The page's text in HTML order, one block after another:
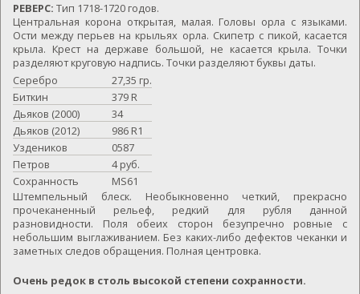
РЕВЕРС: Тип 1718-1720 годов.
Центральная корона открытая, малая. Головы орла с языками.
Ости между перьев на крыльях орла. Скипетр с пикой, касается
крыла. Крест на державе большой, не касается крыла. Точки
разделяют круговую надпись. Точки разделяют буквы даты.
Серебро
27,35 гр.
Биткин
379 R
Дьяков (2000)
34
Дьяков (2012)
986 R1
Уздеников
0587
Петров
4 руб.
Сохранность
MS61
Штемпельный блеск. Необыкновенно четкий, прекрасно
прочеканенный рельеф, редкий для рубля данной
разновидности. Поля обеих сторон безупречно ровные с
небольшим выглаживанием. Без каких-либо дефектов чеканки и
заметных следов обращения. Полная центровка.
Очень редок в столь высокой степени сохранности.